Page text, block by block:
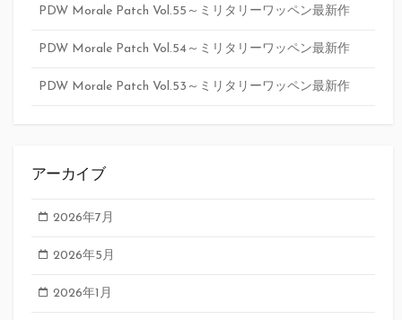
PDW Morale Patch Vol.55～ミリタリーワッペン最新作
PDW Morale Patch Vol.54～ミリタリーワッペン最新作
PDW Morale Patch Vol.53～ミリタリーワッペン最新作
アーカイブ
2026年7月
2026年5月
2026年1月